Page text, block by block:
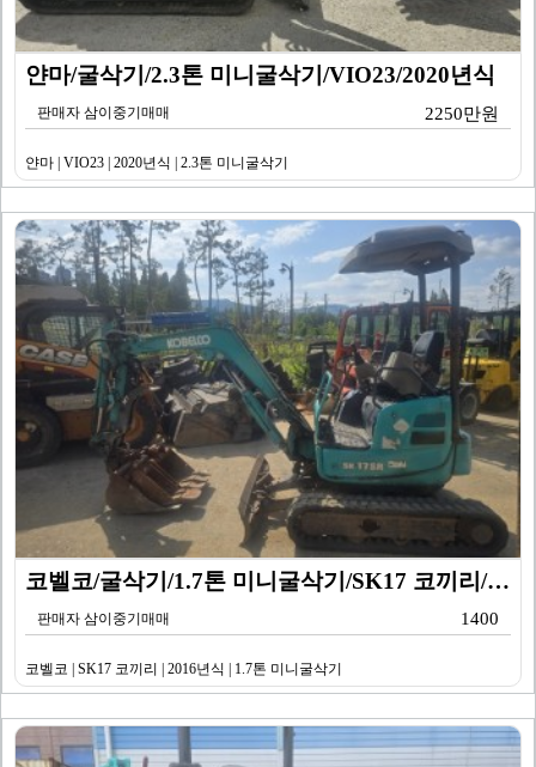
얀마/굴삭기/2.3톤 미니굴삭기/VIO23/2020년식
판매자 삼이중기매매 2250만원
얀마 | VIO23 | 2020년식 | 2.3톤 미니굴삭기
코벨코/굴삭기/1.7톤 미니굴삭기/SK17 코끼리/20…
판매자 삼이중기매매 1400
코벨코 | SK17 코끼리 | 2016년식 | 1.7톤 미니굴삭기